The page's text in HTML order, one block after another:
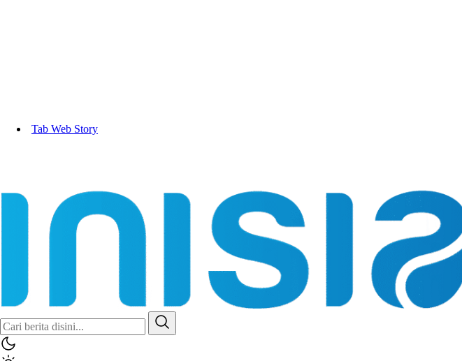
Tab Web Story
Inisiatif.co
Stay Connected Stay Informed